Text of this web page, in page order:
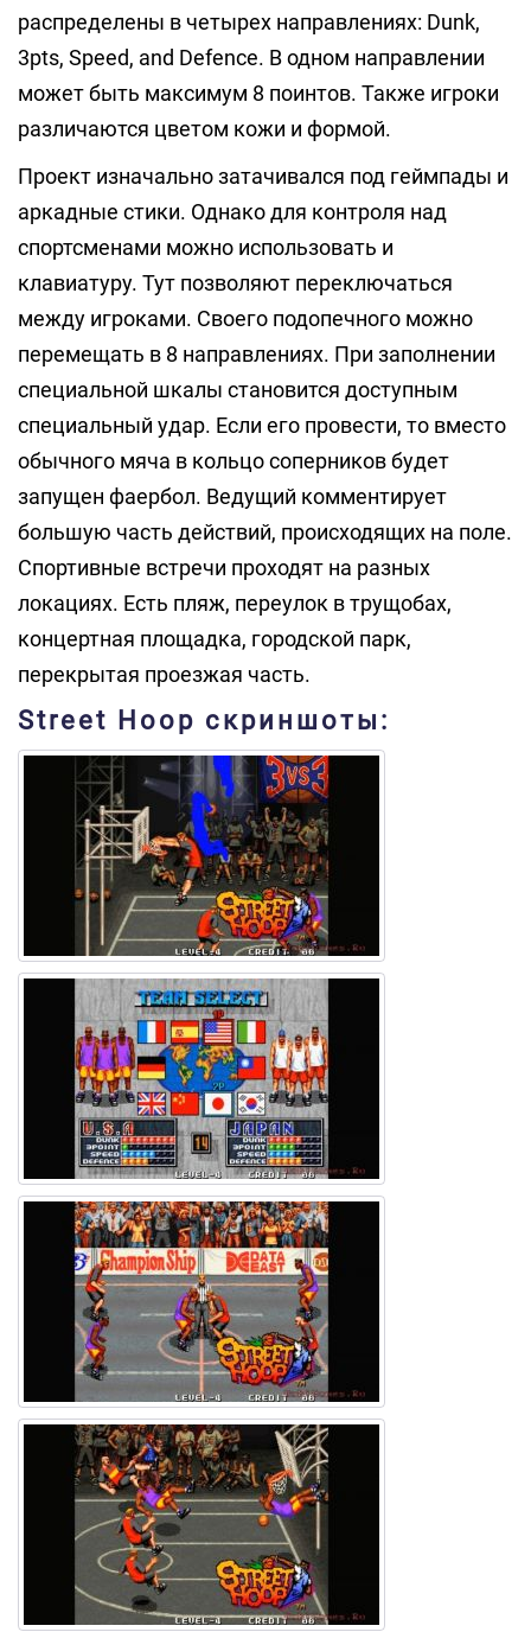
распределены в четырех направлениях: Dunk,
3pts, Speed, and Defence. В одном направлении
может быть максимум 8 поинтов. Также игроки
различаются цветом кожи и формой.
Проект изначально затачивался под геймпады и
аркадные стики. Однако для контроля над
спортсменами можно использовать и
клавиатуру. Тут позволяют переключаться
между игроками. Своего подопечного можно
перемещать в 8 направлениях. При заполнении
специальной шкалы становится доступным
специальный удар. Если его провести, то вместо
обычного мяча в кольцо соперников будет
запущен фаербол. Ведущий комментирует
большую часть действий, происходящих на поле.
Спортивные встречи проходят на разных
локациях. Есть пляж, переулок в трущобах,
концертная площадка, городской парк,
перекрытая проезжая часть.
Street Hoop скриншоты: